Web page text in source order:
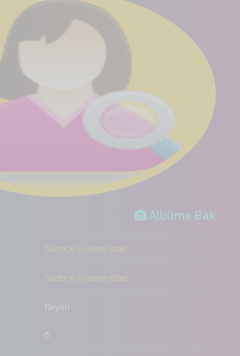
Albüme Bak
Sadece üyelere özel
Sadece üyelere özel
Bayan
6